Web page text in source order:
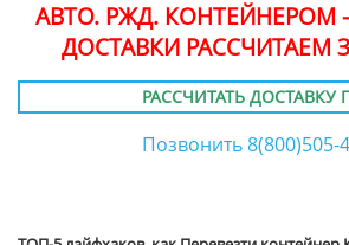
АВТО. РЖД.
ДОСТАВКИ РАССЧИТАЕМ
РАССЧИТАТЬ ДОСТАВКУ
Позвонить 8(800)505-